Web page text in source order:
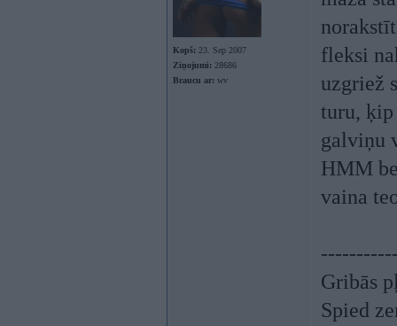
Kopš: 23. Sep 2007
Ziņojumi: 28686
Braucu ar: wv
fleksi
uzgriež
turu, ķip
galviņu
HMM
vaina
Gribās
Spied